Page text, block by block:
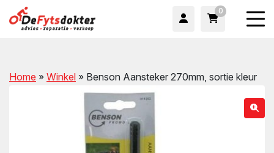
0
Home » Winkel » Benson Aansteker 270mm, sortie kleur